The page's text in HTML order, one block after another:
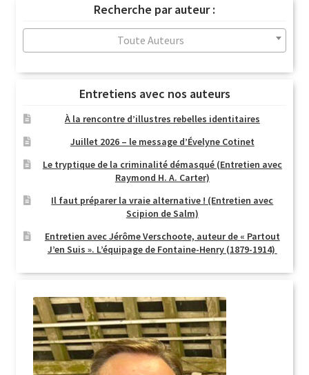
Recherche par auteur :
Toute Auteurs
Entretiens avec nos auteurs
À la rencontre d’illustres rebelles identitaires
Juillet 2026 – le message d’Évelyne Cotinet
Le tryptique de la criminalité démasqué (Entretien avec
Raymond H. A. Carter)
Il faut préparer la vraie alternative ! (Entretien avec
Scipion de Salm)
Entretien avec Jérôme Verschoote, auteur de « Partout
J’en Suis ». L’équipage de Fontaine-Henry (1879-1914)